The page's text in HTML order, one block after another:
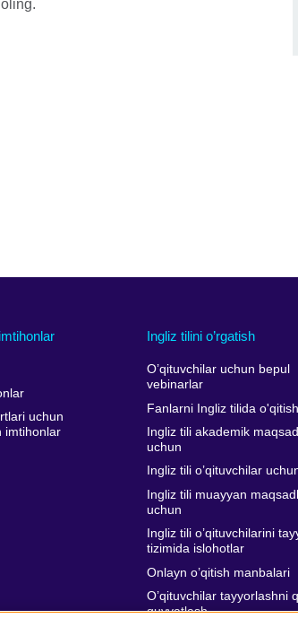
oling.
uchun
imtihonlar
Ingliz tilini o’rgatish
O’qituvchilar uchun bepul
vebinarlar
Fanlarni Ingliz tilida o'qitish
Ingliz tili akademik
uchun
Ingliz tili o’qituvchilar
Ingliz tili muayyan
uchun
Ingliz tili o’qituvchilarini
tizimida islohotlar
Onlayn o’qitish manbalari
O’qituvchilar tayyorlashni
quvvatlash